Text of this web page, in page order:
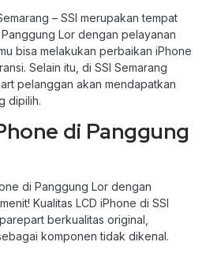
– SSI merupakan tempat
Lor dengan pelayanan
bisa melakukan perbaikan iPhone
Selain itu, di SSI Semarang
pelanggan akan mendapatkan
dipilih.
di Panggung
di Panggung Lor dengan
Kualitas LCD iPhone di SSI
berkualitas original,
komponen tidak dikenal.